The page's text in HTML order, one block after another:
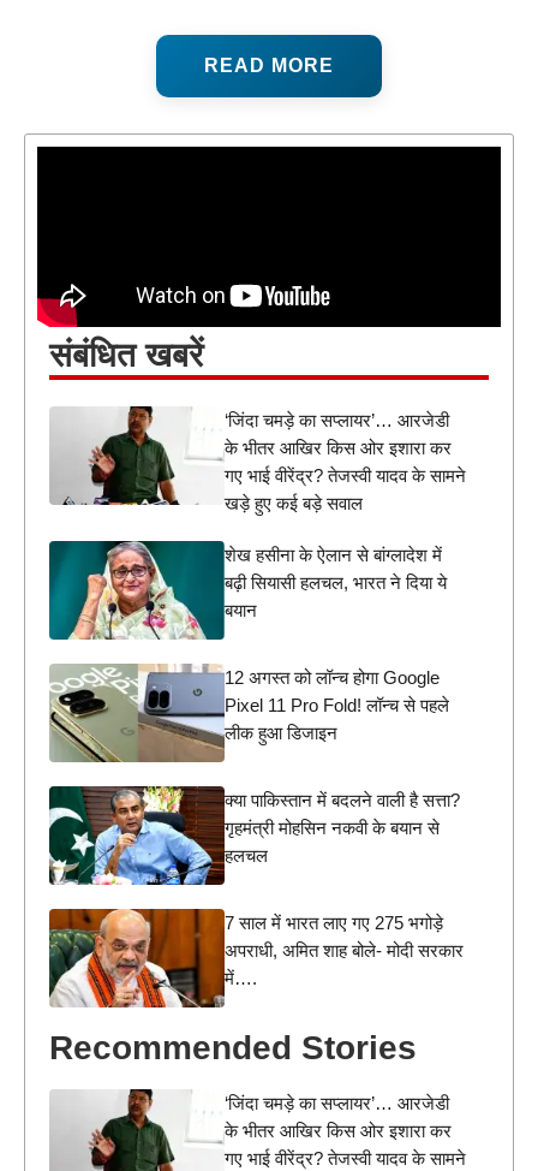
READ MORE
संबंधित खबरें
‘जिंदा चमड़े का सप्लायर’… आरजेडी
के भीतर आखिर किस ओर इशारा कर
गए भाई वीरेंद्र? तेजस्वी यादव के सामने
खड़े हुए कई बड़े सवाल
शेख हसीना के ऐलान से बांग्लादेश में
बढ़ी सियासी हलचल, भारत ने दिया ये
बयान
12 अगस्त को लॉन्च होगा Google
Pixel 11 Pro Fold! लॉन्च से पहले
लीक हुआ डिजाइन
क्या पाकिस्तान में बदलने वाली है सत्ता?
गृहमंत्री मोहसिन नकवी के बयान से
हलचल
7 साल में भारत लाए गए 275 भगोड़े
अपराधी, अमित शाह बोले- मोदी सरकार
में….
Recommended Stories
‘जिंदा चमड़े का सप्लायर’… आरजेडी
के भीतर आखिर किस ओर इशारा कर
गए भाई वीरेंद्र? तेजस्वी यादव के सामने